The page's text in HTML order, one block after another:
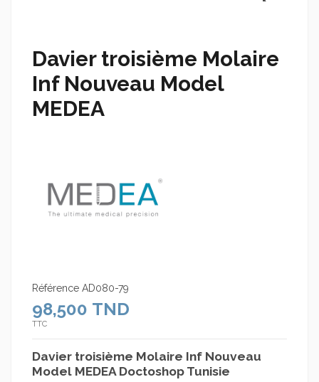
Davier troisième Molaire
Inf Nouveau Model
MEDEA
Référence AD080-79
98,500 TND
TTC
Davier troisième Molaire Inf Nouveau
Model MEDEA Doctoshop Tunisie